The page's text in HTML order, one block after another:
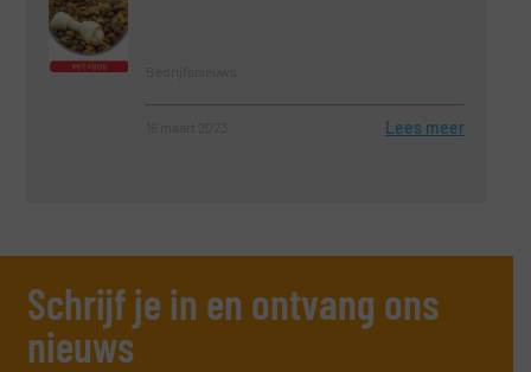
Lees meer
Schrijf je in en ontvang ons
nieuws